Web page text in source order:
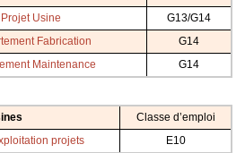
Usine
G13/G14
Fabrication
G14
Maintenance
G14
Classe d’emploi
projets
E10